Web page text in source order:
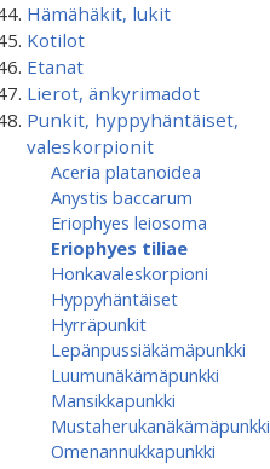
Hämähäkit, lukit
Kotilot
Etanat
Lierot, änkyrimadot
Punkit, hyppyhäntäiset,
valeskorpionit
Aceria platanoidea
Anystis baccarum
Eriophyes leiosoma
Eriophyes tiliae
Honkavaleskorpioni
Hyppyhäntäiset
Hyrräpunkit
Lepänpussiäkämäpunkki
Luumunäkämäpunkki
Mansikkapunkki
Mustaherukanäkämäpunkki
Omenannukkapunkki